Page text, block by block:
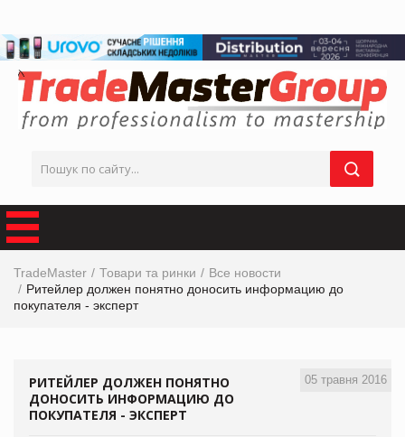
TradeMaster Товари та ринки
Все новости
Ритейлер должен понятно доносить информацию до
покупателя - эксперт
05 травня 2016
РИТЕЙЛЕР ДОЛЖЕН ПОНЯТНО
ДОНОСИТЬ ИНФОРМАЦИЮ ДО
ПОКУПАТЕЛЯ - ЭКСПЕРТ